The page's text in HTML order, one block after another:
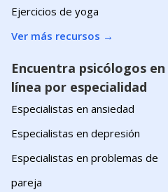
Ejercicios de yoga
Ver más recursos →
Encuentra psicólogos en
línea por especialidad
Especialistas en ansiedad
Especialistas en depresión
Especialistas en problemas de
pareja